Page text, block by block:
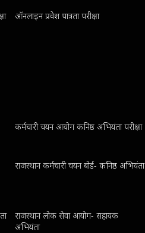
ऑनलाइन प्रवेश पात्रता परीक्षा
कर्मचारी चयन आयोग कनिष्ठ अभियंता परीक्षा
राजस्थान कर्मचारी चयन बोर्ड- कनिष्ठ अभियंता
राजस्थान लोक सेवा आयोग- सहायक
अभियंता